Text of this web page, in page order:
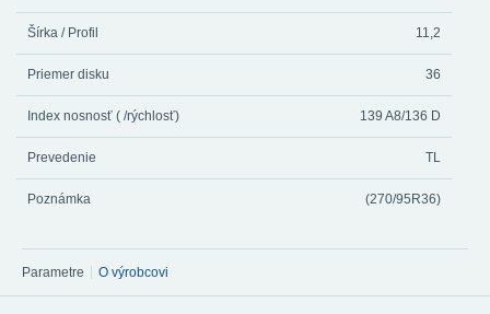
Šírka / Profil 11,2
Priemer disku 36
Index nosnosť ( /rýchlosť) 139 A8/136 D
Prevedenie TL
Poznámka (270/95R36)
Parametre O výrobcovi